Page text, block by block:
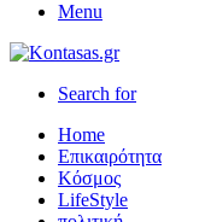
Menu
Search for
Home
Επικαιρότητα
Κόσμος
LifeStyle